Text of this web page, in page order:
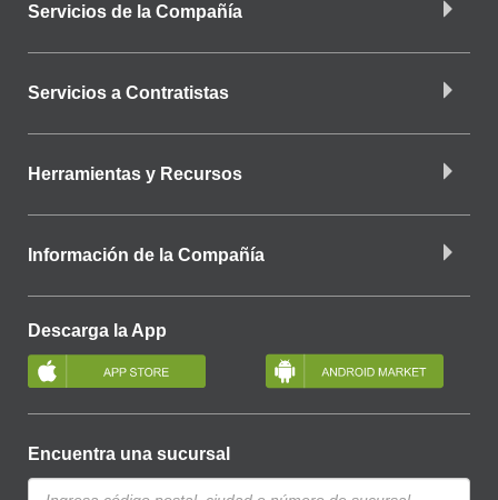
Servicios de la Compañía
Servicios a Contratistas
Herramientas y Recursos
Información de la Compañía
Descarga la App
Encuentra una sucursal